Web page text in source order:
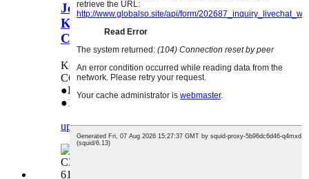
Jedinica za čišćenje transfer trake za
Konica Minolta Bh C452 C552 C652
C754 C654 C554
Koristi se u: Konica Minolta Bh C452 C552
C652 C754 C654 C554
●Direktna prodaja iz fabrike
●1:1 zamjena u slučaju problema s kvalitetom
upitdetalj